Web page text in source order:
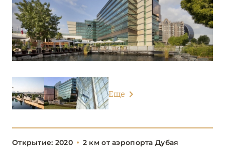
Andaz Dubai The Palm
Armani Hotel Dubai
Atlantis The Palm
Atlantis The Royal
Bab Al Shams
Boulevard, Autograph Collection
Еще
Открытие: 2020 2 км от аэропорта Дубая